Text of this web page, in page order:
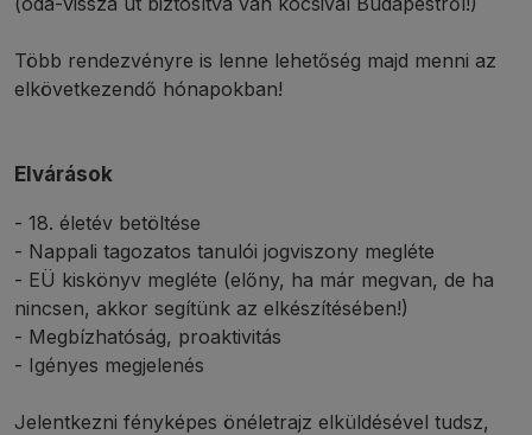
Több rendezvényre is lenne lehetőség majd menni az
elkövetkezendő hónapokban!
Elvárások
- 18. életév betöltése
- Nappali tagozatos tanulói jogviszony megléte
- EÜ kiskönyv megléte (előny, ha már megvan, de ha
nincsen, akkor segítünk az elkészítésében!)
- Megbízhatóság, proaktivitás
- Igényes megjelenés
Jelentkezni fényképes önéletrajz elküldésével tudsz,